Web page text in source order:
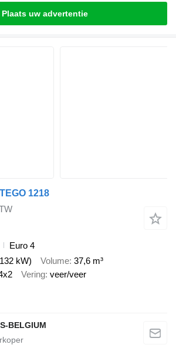
Plaats uw advertentie
1218
Euro 4
kW) Volume 37,6 m³
Vering veer/veer
BELGIUM